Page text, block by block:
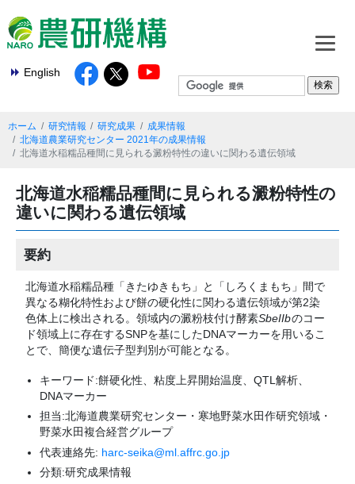
English
ホーム 研究情報 研究成果
成果情報
北海道農業研究センター 2021年の成果情報
北海道水稲糯品種間に見られる澱粉特性の違いに関わる遺伝領域
北海道水稲糯品種間に見られる澱粉特性の
違いに関わる遺伝領域
要約
北海道水稲糯品種「きたゆきもち」と「しろくまもち」間で
異なる糊化特性および餅の硬化性に関わる遺伝領域が第2染
色体上に検出される。領域内の澱粉枝付け酵素SbeIIbのコー
ド領域上に存在するSNPを基にしたDNAマーカーを用いるこ
とで、簡便な遺伝子型判別が可能となる。
キーワード:餅硬化性、粘度上昇開始温度、QTL解析、
DNAマーカー
担当:北海道農業研究センター・寒地野菜水田作研究領域・
野菜水田複合経営グループ
代表連絡先: harc-seika@ml.affrc.go.jp
分類:研究成果情報